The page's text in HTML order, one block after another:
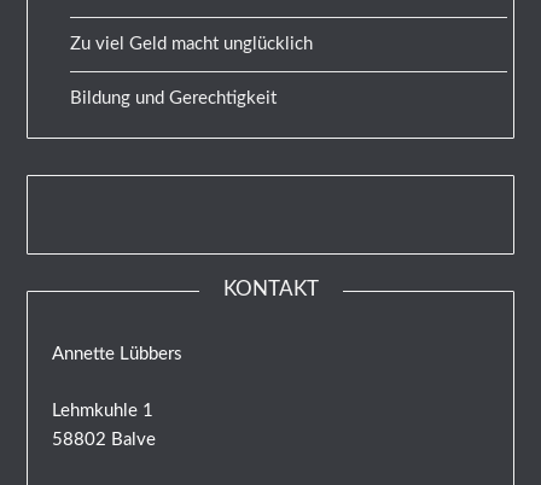
Zu viel Geld macht unglücklich
Bildung und Gerechtigkeit
KONTAKT
Annette Lübbers
Lehmkuhle 1
58802 Balve